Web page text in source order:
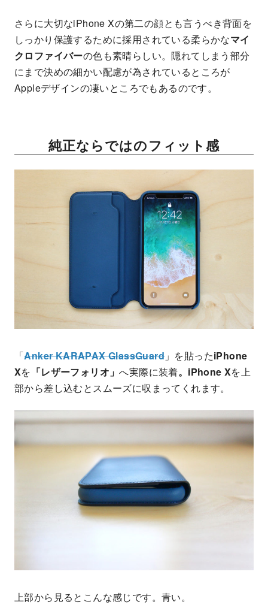
さらに大切なiPhone Xの第二の顔とも言うべき背面を
しっかり保護するために採用されている柔らかなマイ
クロファイバーの色も素晴らしい。隠れてしまう部分
にまで決めの細かい配慮が為されているところが
Appleデザインの凄いところでもあるのです。
純正ならではのフィット感
「Anker KARAPAX GlassGuard 」を貼ったiPhone
Xを 「レザーフォリオ」へ実際に装着。iPhone Xを上
部から差し込むとスムーズに収まってくれます。
上部から見るとこんな感じです。青い。